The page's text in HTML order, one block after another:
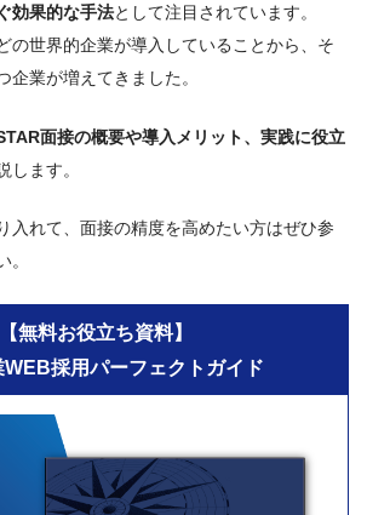
効果的な手法として注目されています。
の世界的企業が導入していることから、そ
企業が増えてきました。
面接の概要や導入メリット、実践に役立
します。
入れて、面接の精度を高めたい方はぜひ参
。
【無料お役立ち資料】
WEB採用パーフェクトガイド